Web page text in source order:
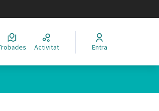
Trobades Activitat Entra